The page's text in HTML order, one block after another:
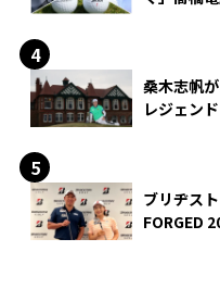
桑木志帆
レジェン
ブリヂス
FORGED